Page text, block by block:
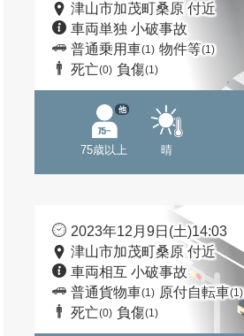
津山市加茂町桑原 付近
車両単独 小破事故
普通乗用車(1) 物件等(1)
死亡(0) 負傷(1)
75歳以上
他
晴
2023年12月9日(土)14:03
津山市加茂町桑原 付近
車両相互 小破事故
普通貨物車(1) 原付自転車(1)
死亡(0) 負傷(1)